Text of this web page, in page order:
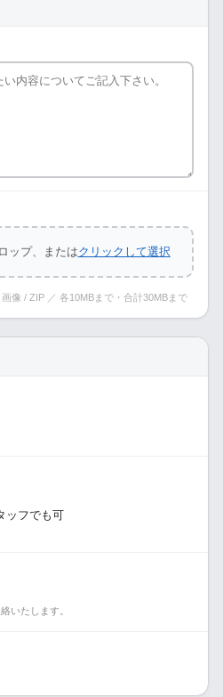
ップ、またはクリックして選択
像 / ZIP ／ 各10MBまで・合計30MBまで
ッフでも可
いたします。